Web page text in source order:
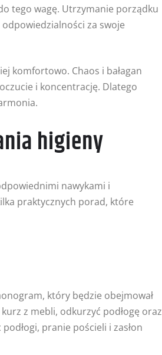
tego wagę. Utrzymanie porządku
za swoje
komfortowo. Chaos i bałagan
i koncentrację. Dlatego
higieny
nawykami i
praktycznych porad, które
który będzie obejmował
z mebli, odkurzyć podłogę oraz
pranie pościeli i zasłon